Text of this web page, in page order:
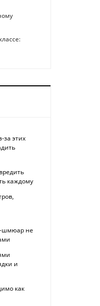
за этих
каждому
шмюар не
и
как